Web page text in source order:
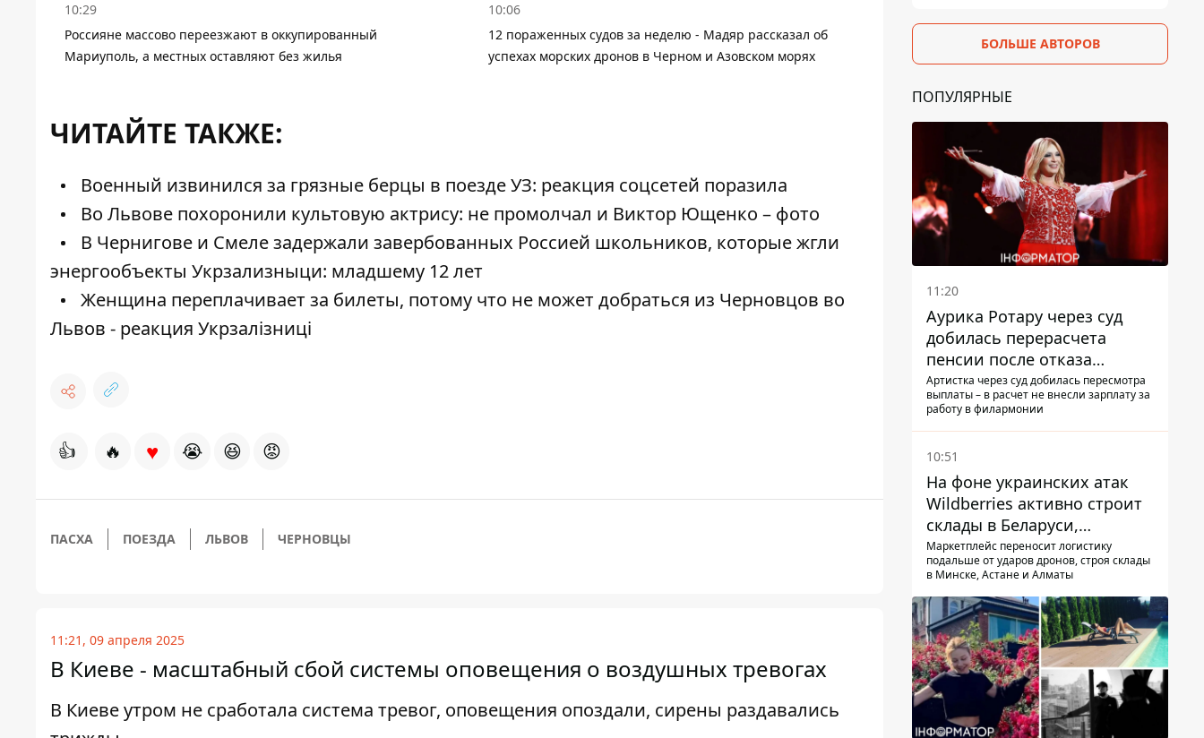
10:29
Россияне массово переезжают в оккупированный
Мариуполь, а местных оставляют без жилья
10:06
12 пораженных судов за неделю - Мадяр рассказал об
успехах морских дронов в Черном и Азовском морях
ЧИТАЙТЕ ТАКЖЕ:
Военный извинился за грязные берцы в поезде УЗ: реакция соцсетей поразила
Во Львове похоронили культовую актрису: не промолчал и Виктор Ющенко – фото
В Чернигове и Смеле задержали завербованных Россией школьников, которые жгли
энергообъекты Укрзализныци: младшему 12 лет
Женщина переплачивает за билеты, потому что не может добраться из Черновцов во
Львов - реакция Укрзалізниці
👍 🔥 ♥ 😭 😆 😡
ПАСХА ПОЕЗДА ЛЬВОВ ЧЕРНОВЦЫ
11:21, 09 апреля 2025
В Киеве - масштабный сбой системы оповещения о воздушных тревогах
В Киеве утром не сработала система тревог, оповещения опоздали, сирены раздавались
БОЛЬШЕ АВТОРОВ
ПОПУЛЯРНЫЕ
11:20
Аурика Ротару через суд
добилась перерасчета
пенсии после отказа
Пенсионного фонда
Артистка через суд добилась пересмотра
выплаты – в расчет не внесли зарплату за
работу в филармонии
10:51
На фоне украинских атак
Wildberries активно строит
склады в Беларуси,
Казахстане, Узбекистане
Маркетплейс переносит логистику
подальше от ударов дронов, строя склады
в Минске, Астане и Алматы